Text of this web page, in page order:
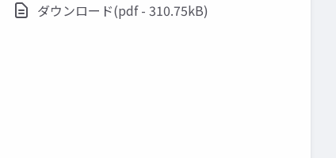
ダウンロード(pdf - 310.75kB)